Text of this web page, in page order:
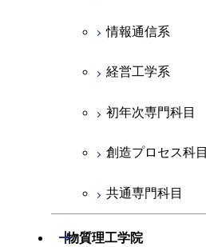
初年次専門科目
創造プロセス科目
共通専門科目
情報通信系
経営工学系
初年次専門科目
創造プロセス科目
共通専門科目
物質理工学院
開閉